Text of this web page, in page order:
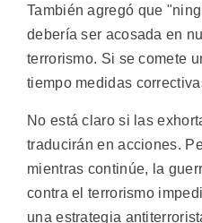
También agregó que
debería ser acosada en
terrorismo. Si se comete
tiempo medidas
No está claro si las
traducirán en acciones.
mientras continúe, la
contra el terrorismo
una estrategia